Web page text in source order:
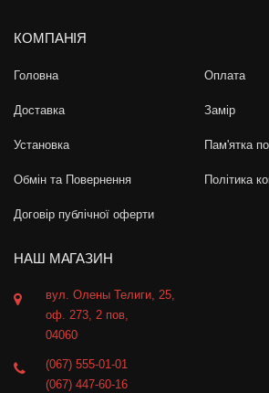
КОМПАНІЯ
Головна Оплата
Доставка Замір
Установка Пам'ятка
Обмін та Повернення Політика
Договір публічної оферти
НАШ МАГАЗИН
вул. Олены Телиги, 25,
оф. 273, 2 пов,
04060
(067) 555-01-01
(067) 447-60-16